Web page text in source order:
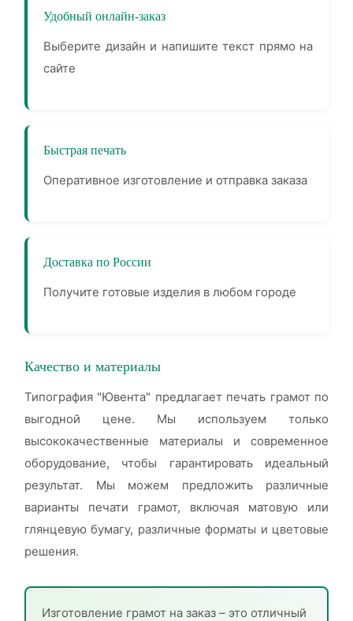
Удобный онлайн-заказ
Выберите дизайн и напишите текст прямо на
сайте
Быстрая печать
Оперативное изготовление и отправка заказа
Доставка по России
Получите готовые изделия в любом городе
Качество и материалы
Типография "Ювента" предлагает печать грамот по
выгодной цене. Мы используем только
высококачественные материалы и современное
оборудование, чтобы гарантировать идеальный
результат. Мы можем предложить различные
варианты печати грамот, включая матовую или
глянцевую бумагу, различные форматы и цветовые
решения.
Изготовление грамот на заказ – это отличный